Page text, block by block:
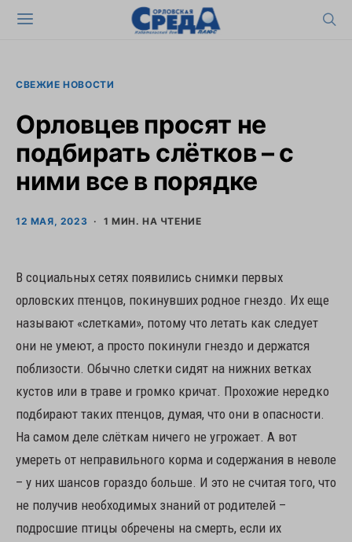
СВЕЖИЕ НОВОСТИ
Орловцев просят не
подбирать слётков – с
ними все в порядке
12 МАЯ, 2023 1 МИН. НА ЧТЕНИЕ
В социальных сетях появились снимки первых
орловских птенцов, покинувших родное гнездо. Их еще
называют «слетками», потому что летать как следует
они не умеют, а просто покинули гнездо и держатся
поблизости. Обычно слетки сидят на нижних ветках
кустов или в траве и громко кричат. Прохожие нередко
подбирают таких птенцов, думая, что они в опасности.
На самом деле слёткам ничего не угрожает. А вот
умереть от неправильного корма и содержания в неволе
– у них шансов гораздо больше. И это не считая того, что
не получив необходимых знаний от родителей –
подросшие птицы обречены на смерть, если их